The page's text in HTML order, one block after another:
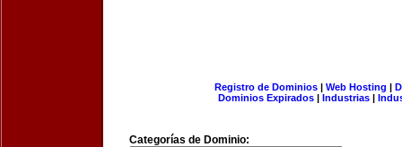
Registro de Dominios| Web Hosting |
Dominios Expirados | Industrias |
Categorías de Dominio: